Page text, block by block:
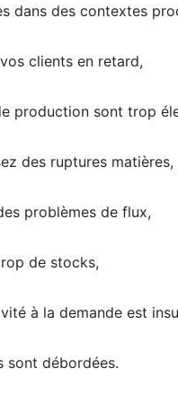
dans des contextes
clients en retard,
production sont trop
des ruptures matières,
problèmes de flux,
de stocks,
à la demande est
sont débordées.